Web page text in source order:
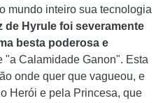
mundo inteiro sua tecnologia
de Hyrule foi severamente
besta poderosa e
"a Calamidade Ganon". Esta
onde quer que vagueou, e
Herói e pela Princesa, que